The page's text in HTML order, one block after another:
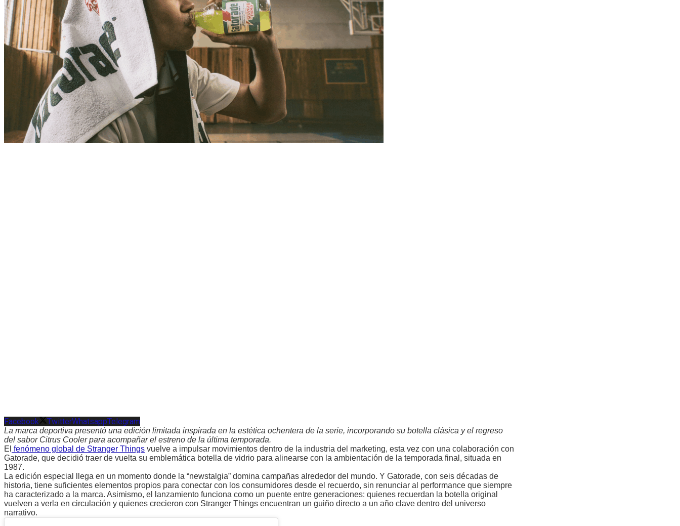
Facebook TwitterWhatsappTelegram
La marca deportiva presentó una edición limitada inspirada en la estética ochentera de la serie, incorporando su botella clásica y el regreso
del sabor Citrus Cooler para acompañar el estreno de la última temporada.
El fenómeno global de Stranger Things vuelve a impulsar movimientos dentro de la industria del marketing, esta vez con una colaboración con
Gatorade, que decidió traer de vuelta su emblemática botella de vidrio para alinearse con la ambientación de la temporada final, situada en
1987.
La edición especial llega en un momento donde la “newstalgia” domina campañas alrededor del mundo. Y Gatorade, con seis décadas de
historia, tiene suficientes elementos propios para conectar con los consumidores desde el recuerdo, sin renunciar al performance que siempre
ha caracterizado a la marca. Asimismo, el lanzamiento funciona como un puente entre generaciones: quienes recuerdan la botella original
vuelven a verla en circulación y quienes crecieron con Stranger Things encuentran un guiño directo a un año clave dentro del universo
narrativo.